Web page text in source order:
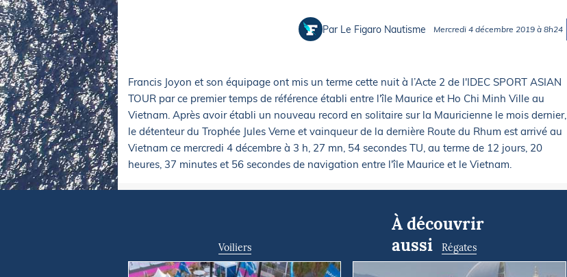
LOISIRS
Pêche en mer
Glisse
Par Le Figaro Nautisme Mercredi 4 décembre 2019 à 8h24
Francis Joyon et son équipage ont mis un terme cette nuit à l’Acte 2 de l'IDEC SPORT ASIAN
TOUR par ce premier temps de référence établi entre l'île Maurice et Ho Chi Minh Ville au
Vietnam. Après avoir établi un nouveau record en solitaire sur la Mauricienne le mois dernier,
le détenteur du Trophée Jules Verne et vainqueur de la dernière Route du Rhum est arrivé au
Vietnam ce mercredi 4 décembre à 3 h, 27 mn, 54 secondes TU, au terme de 12 jours, 20
heures, 37 minutes et 56 secondes de navigation entre l'île Maurice et le Vietnam.
À découvrir
aussi
Voiliers Régates